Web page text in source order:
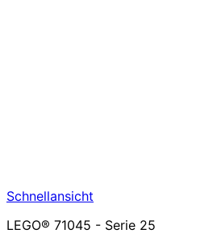
Schnellansicht
LEGO® 71045 - Serie 25